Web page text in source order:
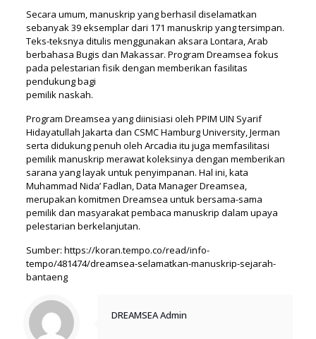
Secara umum, manuskrip yang berhasil diselamatkan
sebanyak 39 eksemplar dari 171 manuskrip yang tersimpan.
Teks-teksnya ditulis menggunakan aksara Lontara, Arab
berbahasa Bugis dan Makassar. Program Dreamsea fokus
pada pelestarian fisik dengan memberikan fasilitas
pendukung bagi
pemilik naskah.
Program Dreamsea yang diinisiasi oleh PPIM UIN Syarif
Hidayatullah Jakarta dan CSMC Hamburg University, Jerman
serta didukung penuh oleh Arcadia itu juga memfasilitasi
pemilik manuskrip merawat koleksinya dengan memberikan
sarana yang layak untuk penyimpanan. Hal ini, kata
Muhammad Nida’ Fadlan, Data Manager Dreamsea,
merupakan komitmen Dreamsea untuk bersama-sama
pemilik dan masyarakat pembaca manuskrip dalam upaya
pelestarian berkelanjutan.
Sumber: https://koran.tempo.co/read/info-
tempo/481474/dreamsea-selamatkan-manuskrip-sejarah-
bantaeng
DREAMSEA Admin